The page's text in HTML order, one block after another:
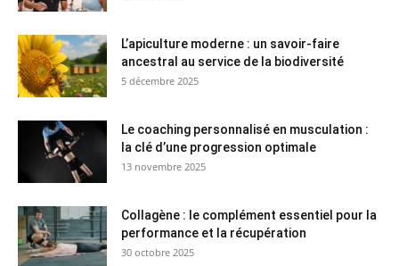
L’apiculture moderne : un savoir-faire
ancestral au service de la biodiversité
5 décembre 2025
Le coaching personnalisé en musculation :
la clé d’une progression optimale
13 novembre 2025
Collagène : le complément essentiel pour la
performance et la récupération
30 octobre 2025